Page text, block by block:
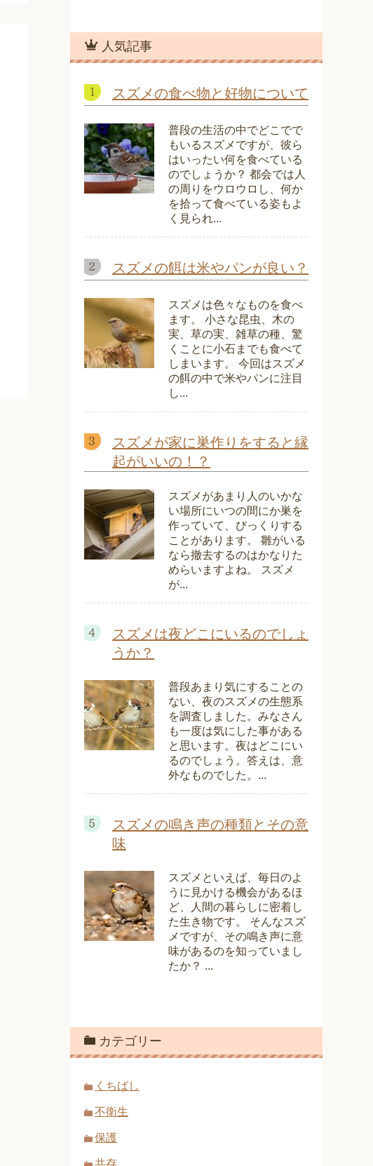
人気記事
スズメの食べ物と好物について
普段の生活の中でどこでで
もいるスズメですが、彼ら
はいったい何を食べている
のでしょうか？ 都会では人
の周りをウロウロし、何か
を拾って食べている姿もよ
く見られ...
スズメの餌は米やパンが良い？
スズメは色々なものを食べ
ます。 小さな昆虫、木の
実、草の実、雑草の種、驚
くことに小石までも食べて
しまいます。 今回はスズメ
の餌の中で米やパンに注目
し...
スズメが家に巣作りをすると縁
起がいいの！？
スズメがあまり人のいかな
い場所にいつの間にか巣を
作っていて、びっくりする
ことがあります。 雛がいる
なら撤去するのはかなりた
めらいますよね。 スズメ
が...
スズメは夜どこにいるのでしょ
うか？
普段あまり気にすることの
ない、夜のスズメの生態系
を調査しました。みなさん
も一度は気にした事がある
と思います。夜はどこにい
るのでしょう。答えは、意
外なものでした。...
スズメの鳴き声の種類とその意
味
スズメといえば、毎日のよ
うに見かける機会があるほ
ど、人間の暮らしに密着し
た生き物です。 そんなスズ
メですが、その鳴き声に意
味があるのを知っていまし
たか？ ...
カテゴリー
くちばし
不衛生
保護
共存